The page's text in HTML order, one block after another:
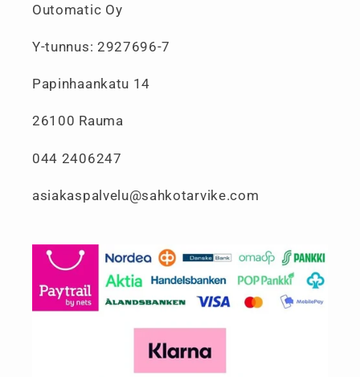
Outomatic Oy
Y-tunnus: 2927696-7
Papinhaankatu 14
26100 Rauma
044 2406247
asiakaspalvelu@sahkotarvike.com